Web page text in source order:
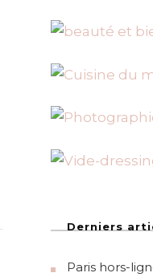
Derniers
Paris hors-